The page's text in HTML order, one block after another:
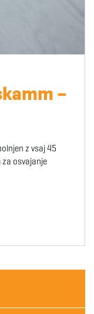
–
z vsaj 45
osvajanje